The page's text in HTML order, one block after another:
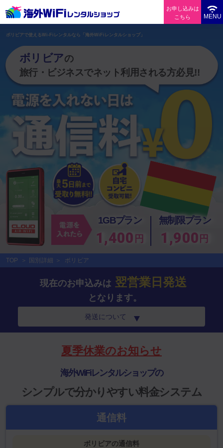
お申し込みは
こちら
MENU
ボリビアで使えるWi-Fiレンタルなら「海外WiFiレンタルショップ」
ボリビアの
旅行・ビジネスでネット利用される方必見!!
1GBプラン
1,400 円
無制限プラン
1,900 円
TOP 国別詳細 ボリビア
現在のお申込みは 翌営業日発送
となります。
発送について
夏季休業のお知らせ
海外WiFiレンタルショップの
シンプルで分かりやすい料金システム
通信料
ボリビアの通信料